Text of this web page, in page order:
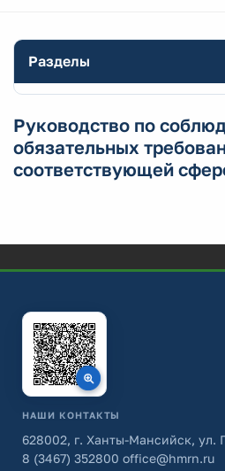
Разделы
Руководство по
обязательных
соответствующей
НАШИ КОНТАКТЫ
628002, г. Ханты-Мансийск, ул.
8 (3467) 352800 office@hmrn.ru